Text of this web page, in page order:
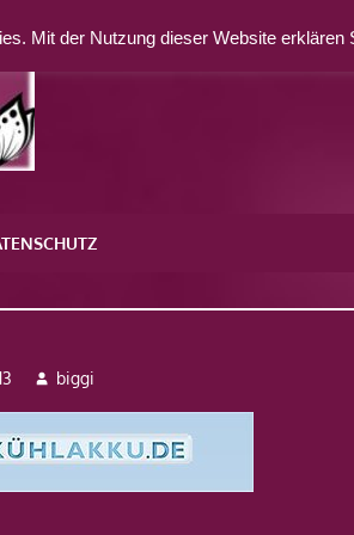
biggi
Mit der Nutzung dieser Website erklären